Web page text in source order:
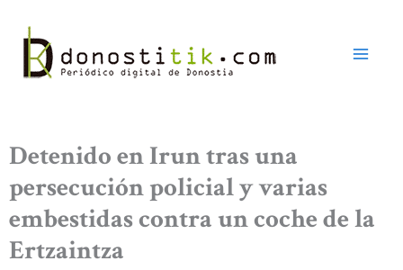
contenido
Detenido en Irun tras una
persecución policial y varias
embestidas contra un coche de la
Ertzaintza